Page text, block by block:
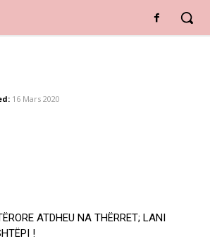
16 Mars 2020
ATDHEU NA THËRRET; LANI
!